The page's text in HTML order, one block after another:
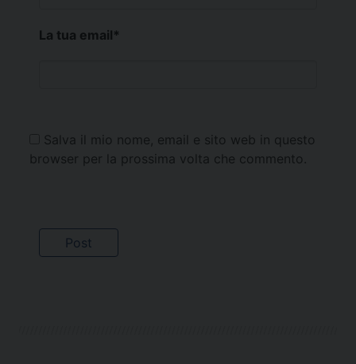
La tua email*
Salva il mio nome, email e sito web in questo
browser per la prossima volta che commento.